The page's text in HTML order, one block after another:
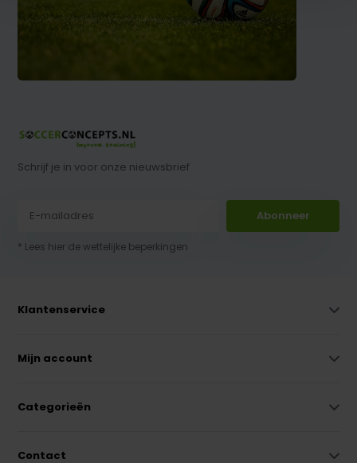
Schrijf je in voor onze nieuwsbrief
Abonneer
* Lees hier de wettelijke beperkingen
Klantenservice
Mijn account
Categorieën
Contact